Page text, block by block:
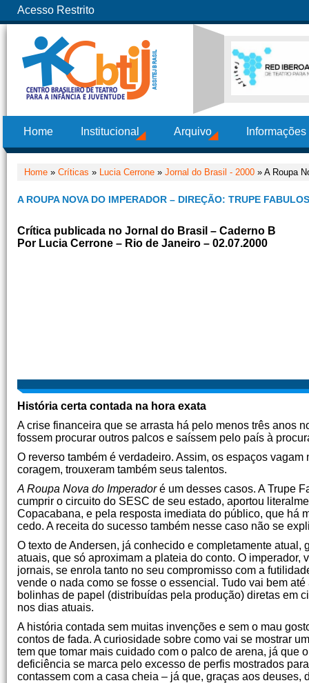
Acesso Restrito
Home Institucional Arquivo
Home » Críticas » Lucia Cerrone » Jornal do Brasil - 2000 » A Roupa
A ROUPA NOVA DO IMPERADOR – DIREÇÃO: TRUPE
Crítica publicada no Jornal do Brasil – Caderno B
Por Lucia Cerrone – Rio de Janeiro – 02.07.2000
História certa contada na hora exata
A crise financeira que se arrasta há pelo menos três anos
fossem procurar outros palcos e saíssem pelo país à
O reverso também é verdadeiro. Assim, os espaços
coragem, trouxeram também seus talentos.
A Roupa Nova do Imperadoré um desses casos. A Trupe
cumprir o circuito do SESC de seu estado, aportou
Copacabana, e pela resposta imediata do público, que há
cedo. A receita do sucesso também nesse caso não se
O texto de Andersen, já conhecido e completamente
atuais, que só aproximam a plateia do conto. O
jornais, se enrola tanto no seu compromisso com a
vende o nada como se fosse o essencial. Tudo vai bem
bolinhas de papel (distribuídas pela produção) diretas em
nos dias atuais.
A história contada sem muitas invenções e sem o mau
contos de fada. A curiosidade sobre como vai se mostrar
tem que tomar mais cuidado com o palco de arena, já que
deficiência se marca pelo excesso de perfis mostrados
contassem com a casa cheia – já que, graças aos deuses,